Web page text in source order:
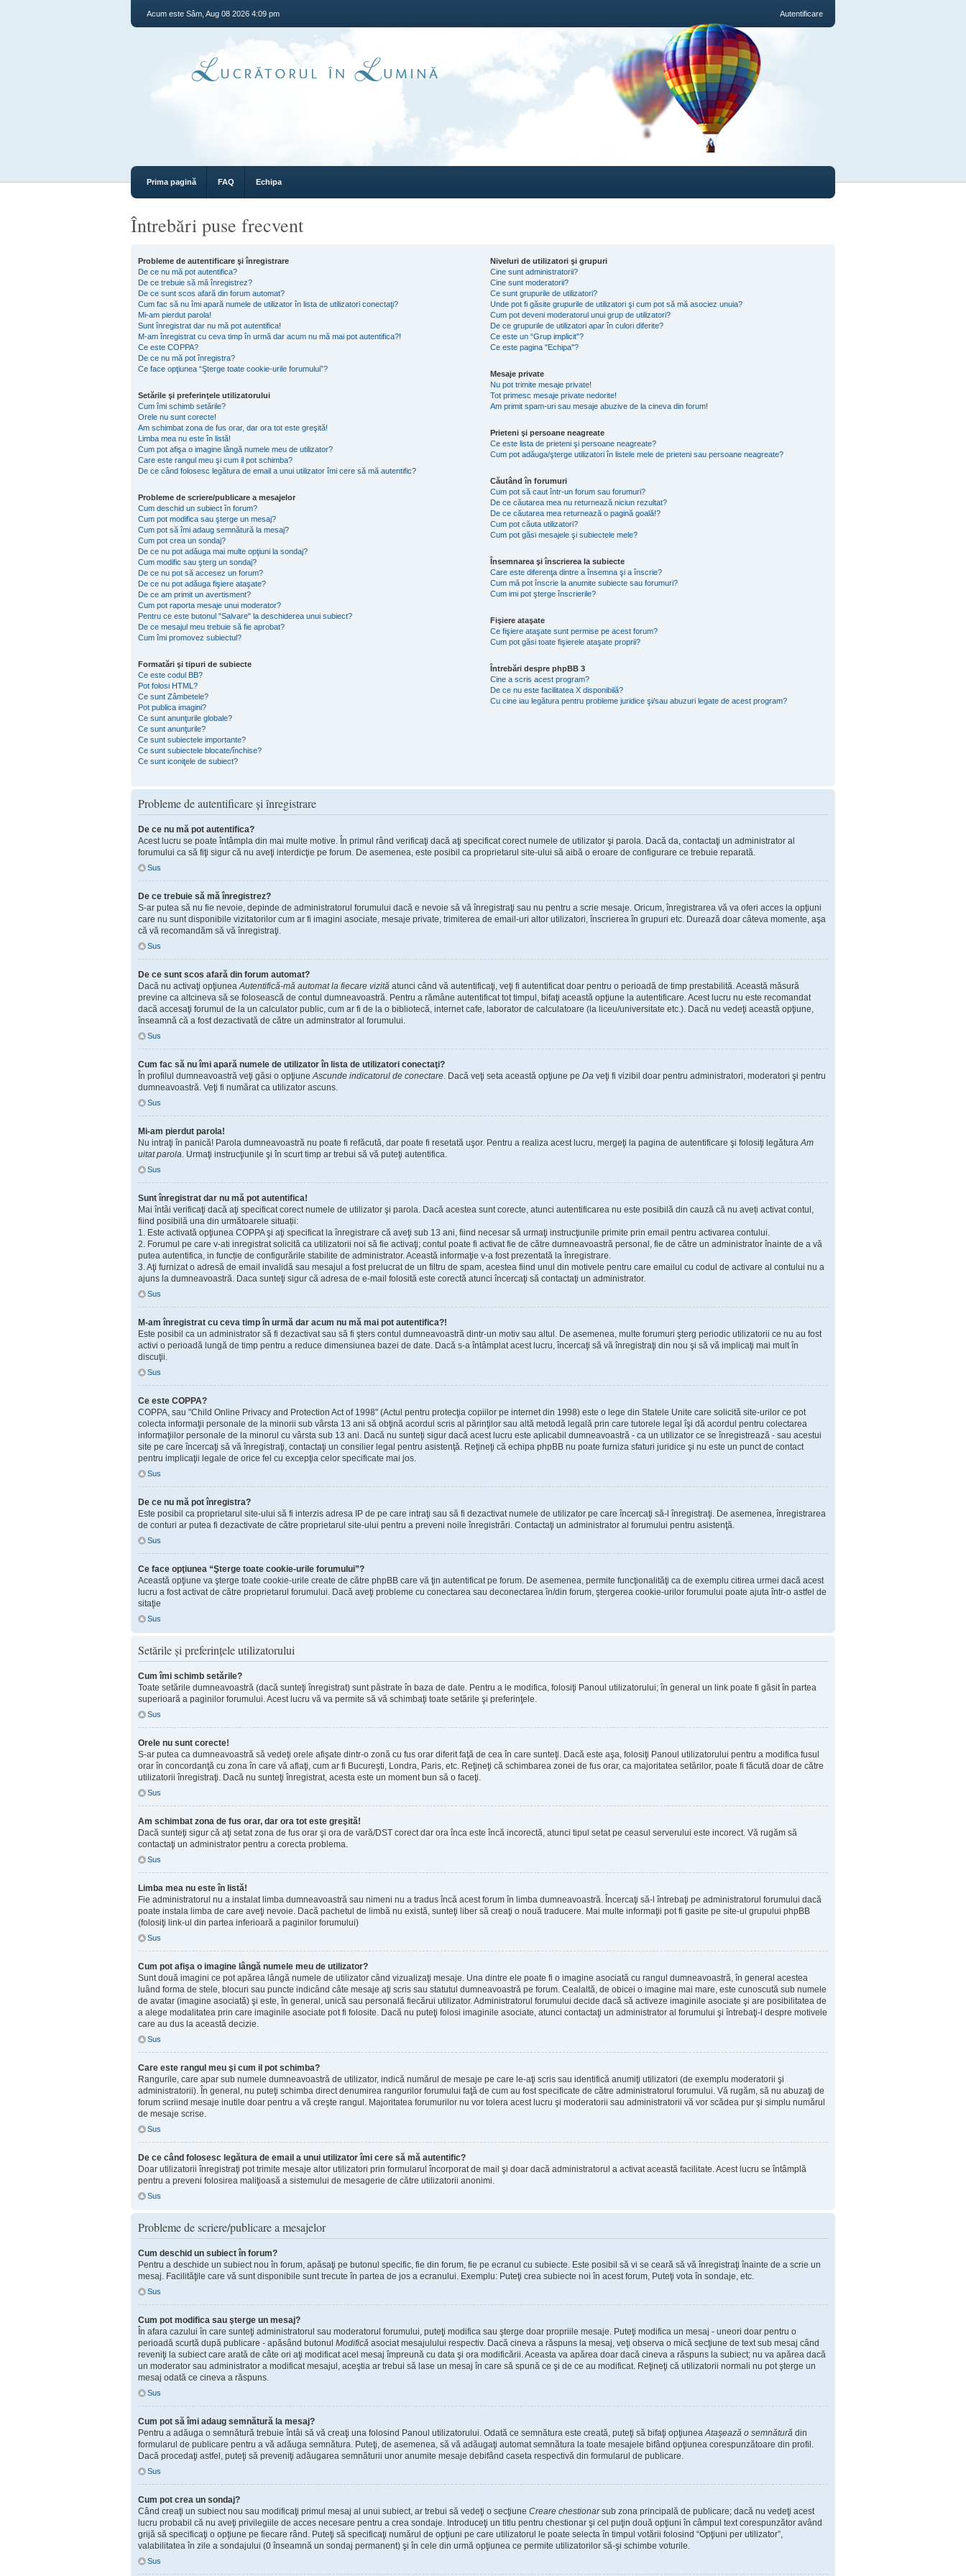
Acum este Sâm, Aug 08 2026 4:09 pm Autentificare
Prima pagină FAQ Echipa
Întrebări puse frecvent
Probleme de autentificare şi înregistrare
De ce nu mă pot autentifica?
De ce trebuie să mă înregistrez?
De ce sunt scos afară din forum automat?
Cum fac să nu îmi apară numele de utilizator în lista de utilizatori conectaţi?
Mi-am pierdut parola!
Sunt înregistrat dar nu mă pot autentifica!
M-am înregistrat cu ceva timp în urmă dar acum nu mă mai pot autentifica?!
Ce este COPPA?
De ce nu mă pot înregistra?
Ce face opţiunea “Şterge toate cookie-urile forumului”?
Setările şi preferinţele utilizatorului
Cum îmi schimb setările?
Orele nu sunt corecte!
Am schimbat zona de fus orar, dar ora tot este greşită!
Limba mea nu este în listă!
Cum pot afişa o imagine lângă numele meu de utilizator?
Care este rangul meu şi cum il pot schimba?
De ce când folosesc legătura de email a unui utilizator îmi cere să mă autentific?
Probleme de scriere/publicare a mesajelor
Cum deschid un subiect în forum?
Cum pot modifica sau şterge un mesaj?
Cum pot să îmi adaug semnătură la mesaj?
Cum pot crea un sondaj?
De ce nu pot adăuga mai multe opţiuni la sondaj?
Cum modific sau şterg un sondaj?
De ce nu pot să accesez un forum?
De ce nu pot adăuga fişiere ataşate?
De ce am primit un avertisment?
Cum pot raporta mesaje unui moderator?
Pentru ce este butonul "Salvare" la deschiderea unui subiect?
De ce mesajul meu trebuie să fie aprobat?
Cum îmi promovez subiectul?
Formatări şi tipuri de subiecte
Ce este codul BB?
Pot folosi HTML?
Ce sunt Zâmbetele?
Pot publica imagini?
Ce sunt anunţurile globale?
Ce sunt anunţurile?
Ce sunt subiectele importante?
Ce sunt subiectele blocate/închise?
Ce sunt iconiţele de subiect?
Niveluri de utilizatori şi grupuri
Cine sunt administratorii?
Cine sunt moderatorii?
Ce sunt grupurile de utilizatori?
Unde pot fi găsite grupurile de utilizatori şi cum pot să mă asociez unuia?
Cum pot deveni moderatorul unui grup de utilizatori?
De ce grupurile de utilizatori apar în culori diferite?
Ce este un “Grup implicit”?
Ce este pagina "Echipa"?
Mesaje private
Nu pot trimite mesaje private!
Tot primesc mesaje private nedorite!
Am primit spam-uri sau mesaje abuzive de la cineva din forum!
Prieteni şi persoane neagreate
Ce este lista de prieteni şi persoane neagreate?
Cum pot adăuga/şterge utilizatori în listele mele de prieteni sau persoane neagreate?
Căutând în forumuri
Cum pot să caut într-un forum sau forumuri?
De ce căutarea mea nu returnează niciun rezultat?
De ce căutarea mea returnează o pagină goală!?
Cum pot căuta utilizatori?
Cum pot găsi mesajele şi subiectele mele?
Însemnarea şi înscrierea la subiecte
Care este diferenţa dintre a însemna şi a înscrie?
Cum mă pot înscrie la anumite subiecte sau forumuri?
Cum imi pot şterge înscrierile?
Fişiere ataşate
Ce fişiere ataşate sunt permise pe acest forum?
Cum pot găsi toate fişierele ataşate proprii?
Întrebări despre phpBB 3
Cine a scris acest program?
De ce nu este facilitatea X disponibilă?
Cu cine iau legătura pentru probleme juridice şi/sau abuzuri legate de acest program?
Probleme de autentificare şi înregistrare
De ce nu mă pot autentifica?
Acest lucru se poate întâmpla din mai multe motive. În primul rând verificaţi dacă aţi specificat corect numele de utilizator şi parola. Dacă da, contactaţi un administrator al
forumului ca să fiţi sigur că nu aveţi interdicţie pe forum. De asemenea, este posibil ca proprietarul site-ului să aibă o eroare de configurare ce trebuie reparată.
Sus
De ce trebuie să mă înregistrez?
S-ar putea să nu fie nevoie, depinde de administratorul forumului dacă e nevoie să vă înregistraţi sau nu pentru a scrie mesaje. Oricum, înregistrarea vă va oferi acces la opţiuni
care nu sunt disponibile vizitatorilor cum ar fi imagini asociate, mesaje private, trimiterea de email-uri altor utilizatori, înscrierea în grupuri etc. Durează doar câteva momente, aşa
că vă recomandăm să vă înregistraţi.
Sus
De ce sunt scos afară din forum automat?
Dacă nu activaţi opţiuneaAutentifică-mă automat la fiecare vizită atunci când vă autentificaţi, veţi fi autentificat doar pentru o perioadă de timp prestabilită. Această măsură
previne ca altcineva să se folosească de contul dumneavoastră. Pentru a rămâne autentificat tot timpul, bifaţi această opţiune la autentificare. Acest lucru nu este recomandat
dacă accesaţi forumul de la un calculator public, cum ar fi de la o bibliotecă, internet cafe, laborator de calculatoare (la liceu/universitate etc.). Dacă nu vedeţi această opţiune,
înseamnă că a fost dezactivată de către un adminstrator al forumului.
Sus
Cum fac să nu îmi apară numele de utilizator în lista de utilizatori conectaţi?
În profilul dumneavoastră veţi găsi o opţiuneAscunde indicatorul de conectare. Dacă veţi seta această opţiune pe Da veţi fi vizibil doar pentru administratori, moderatori şi pentru
dumneavoastră. Veţi fi numărat ca utilizator ascuns.
Sus
Mi-am pierdut parola!
Nu intraţi în panică! Parola dumneavoastră nu poate fi refăcută, dar poate fi resetată uşor. Pentru a realiza acest lucru, mergeţi la pagina de autentificare şi folosiţi legăturaAm
uitat parola. Urmaţi instrucţiunile şi în scurt timp ar trebui să vă puteţi autentifica.
Sus
Sunt înregistrat dar nu mă pot autentifica!
Mai întâi verificaţi dacă aţi specificat corect numele de utilizator şi parola. Dacă acestea sunt corecte, atunci autentificarea nu este posibilă din cauză că nu aveți activat contul,
fiind posibilă una din următoarele situații:
1. Este activată opţiunea COPPA şi aţi specificat la înregistrare că aveţi sub 13 ani, fiind necesar să urmaţi instrucţiunile primite prin email pentru activarea contului.
2. Forumul pe care v-ati inregistrat solicită ca utilizatorii noi să fie activaţi; contul poate fi activat fie de către dumneavoastră personal, fie de către un administrator înainte de a vă
putea autentifica, in funcție de configurările stabilite de administrator. Această informaţie v-a fost prezentată la înregistrare.
3. Aţi furnizat o adresă de email invalidă sau mesajul a fost prelucrat de un filtru de spam, acestea fiind unul din motivele pentru care emailul cu codul de activare al contului nu a
ajuns la dumneavoastră. Daca sunteţi sigur că adresa de e-mail folosită este corectă atunci încercaţi să contactaţi un administrator.
Sus
M-am înregistrat cu ceva timp în urmă dar acum nu mă mai pot autentifica?!
Este posibil ca un administrator să fi dezactivat sau să fi şters contul dumneavoastră dintr-un motiv sau altul. De asemenea, multe forumuri şterg periodic utilizatorii ce nu au fost
activi o perioadă lungă de timp pentru a reduce dimensiunea bazei de date. Dacă s-a întâmplat acest lucru, încercaţi să vă înregistraţi din nou şi să vă implicaţi mai mult în
discuţii.
Sus
Ce este COPPA?
COPPA, sau "Child Online Privacy and Protection Act of 1998" (Actul pentru protecţia copiilor pe internet din 1998) este o lege din Statele Unite care solicită site-urilor ce pot
colecta informaţii personale de la minorii sub vârsta 13 ani să obţină acordul scris al părinţilor sau altă metodă legală prin care tutorele legal îşi dă acordul pentru colectarea
informaţiilor personale de la minorul cu vârsta sub 13 ani. Dacă nu sunteţi sigur dacă acest lucru este aplicabil dumneavoastră - ca un utilizator ce se înregistrează - sau acestui
site pe care încercaţi să vă înregistraţi, contactaţi un consilier legal pentru asistenţă. Reţineţi că echipa phpBB nu poate furniza sfaturi juridice şi nu este un punct de contact
pentru implicaţii legale de orice fel cu excepţia celor specificate mai jos.
Sus
De ce nu mă pot înregistra?
Este posibil ca proprietarul site-ului să fi interzis adresa IP de pe care intraţi sau să fi dezactivat numele de utilizator pe care încercaţi să-l înregistraţi. De asemenea, înregistrarea
de conturi ar putea fi dezactivate de către proprietarul site-ului pentru a preveni noile înregistrări. Contactaţi un administrator al forumului pentru asistenţă.
Sus
Ce face opţiunea “Şterge toate cookie-urile forumului”?
Această opţiune va şterge toate cookie-urile create de către phpBB care vă ţin autentificat pe forum. De asemenea, permite funcţionalităţi ca de exemplu citirea urmei dacă acest
lucru a fost activat de către proprietarul forumului. Dacă aveţi probleme cu conectarea sau deconectarea în/din forum, ştergerea cookie-urilor forumului poate ajuta într-o astfel de
sitaţie
Sus
Setările şi preferinţele utilizatorului
Cum îmi schimb setările?
Toate setările dumneavoastră (dacă sunteţi înregistrat) sunt păstrate în baza de date. Pentru a le modifica, folosiţi Panoul utilizatorului; în general un link poate fi găsit în partea
superioară a paginilor forumului. Acest lucru vă va permite să vă schimbaţi toate setările şi preferinţele.
Sus
Orele nu sunt corecte!
S-ar putea ca dumneavoastră să vedeţi orele afişate dintr-o zonă cu fus orar diferit faţă de cea în care sunteţi. Dacă este aşa, folosiţi Panoul utilizatorului pentru a modifica fusul
orar în concordanţă cu zona în care vă aflaţi, cum ar fi Bucureşti, Londra, Paris, etc. Reţineţi că schimbarea zonei de fus orar, ca majoritatea setărilor, poate fi făcută doar de către
utilizatorii înregistraţi. Dacă nu sunteţi înregistrat, acesta este un moment bun să o faceţi.
Sus
Am schimbat zona de fus orar, dar ora tot este greşită!
Dacă sunteţi sigur că aţi setat zona de fus orar şi ora de vară/DST corect dar ora înca este încă incorectă, atunci tipul setat pe ceasul serverului este incorect. Vă rugăm să
contactaţi un administrator pentru a corecta problema.
Sus
Limba mea nu este în listă!
Fie administratorul nu a instalat limba dumneavoastră sau nimeni nu a tradus încă acest forum în limba dumneavoastră. Încercaţi să-l întrebaţi pe administratorul forumului dacă
poate instala limba de care aveţi nevoie. Dacă pachetul de limbă nu există, sunteţi liber să creaţi o nouă traducere. Mai multe informaţii pot fi gasite pe site-ul grupului phpBB
(folosiţi link-ul din partea inferioară a paginilor forumului)
Sus
Cum pot afişa o imagine lângă numele meu de utilizator?
Sunt două imagini ce pot apărea lângă numele de utilizator când vizualizaţi mesaje. Una dintre ele poate fi o imagine asociată cu rangul dumneavoastră, în general acestea
luând forma de stele, blocuri sau puncte indicând câte mesaje aţi scris sau statutul dumneavoastră pe forum. Cealaltă, de obicei o imagine mai mare, este cunoscută sub numele
de avatar (imagine asociată) şi este, în general, unică sau personală fiecărui utilizator. Administratorul forumului decide dacă să activeze imaginile asociate şi are posibilitatea de
a alege modalitatea prin care imaginile asociate pot fi folosite. Dacă nu puteţi folosi imaginile asociate, atunci contactaţi un administrator al forumului şi întrebaţi-l despre motivele
care au dus la această decizie.
Sus
Care este rangul meu şi cum il pot schimba?
Rangurile, care apar sub numele dumneavoastră de utilizator, indică numărul de mesaje pe care le-aţi scris sau identifică anumiţi utilizatori (de exemplu moderatorii şi
administratorii). În general, nu puteţi schimba direct denumirea rangurilor forumului faţă de cum au fost specificate de către administratorul forumului. Vă rugăm, să nu abuzaţi de
forum scriind mesaje inutile doar pentru a vă creşte rangul. Majoritatea forumurilor nu vor tolera acest lucru şi moderatorii sau administratorii vă vor scădea pur şi simplu numărul
de mesaje scrise.
Sus
De ce când folosesc legătura de email a unui utilizator îmi cere să mă autentific?
Doar utilizatorii înregistraţi pot trimite mesaje altor utilizatori prin formularul încorporat de mail şi doar dacă administratorul a activat această facilitate. Acest lucru se întâmplă
pentru a preveni folosirea maliţioasă a sistemului de mesagerie de către utilizatorii anonimi.
Sus
Probleme de scriere/publicare a mesajelor
Cum deschid un subiect în forum?
Pentru a deschide un subiect nou în forum, apăsaţi pe butonul specific, fie din forum, fie pe ecranul cu subiecte. Este posibil să vi se ceară să vă înregistraţi înainte de a scrie un
mesaj. Facilităţile care vă sunt disponibile sunt trecute în partea de jos a ecranului. Exemplu: Puteţi crea subiecte noi în acest forum, Puteţi vota în sondaje, etc.
Sus
Cum pot modifica sau şterge un mesaj?
În afara cazului în care sunteţi administratorul sau moderatorul forumului, puteţi modifica sau şterge doar propriile mesaje. Puteţi modifica un mesaj - uneori doar pentru o
perioadă scurtă după publicare - apăsând butonul Modifică asociat mesajulului respectiv. Dacă cineva a răspuns la mesaj, veţi observa o mică secţiune de text sub mesaj când
reveniţi la subiect care arată de câte ori aţi modificat acel mesaj împreună cu data şi ora modificării. Aceasta va apărea doar dacă cineva a răspuns la subiect; nu va apărea dacă
un moderator sau administrator a modificat mesajul, aceştia ar trebui să lase un mesaj în care să spună ce şi de ce au modificat. Reţineţi că utilizatorii normali nu pot şterge un
mesaj odată ce cineva a răspuns.
Sus
Cum pot să îmi adaug semnătură la mesaj?
Pentru a adăuga o semnătură trebuie întâi să vă creaţi una folosind Panoul utilizatorului. Odată ce semnătura este creată, puteţi să bifaţi opţiuneaAtaşează o semnătură din
formularul de publicare pentru a vă adăuga semnătura. Puteţi, de asemenea, să vă adăugaţi automat semnătura la toate mesajele bifând opţiunea corespunzătoare din profil.
Dacă procedaţi astfel, puteţi să preveniţi adăugarea semnăturii unor anumite mesaje debifând caseta respectivă din formularul de publicare.
Sus
Cum pot crea un sondaj?
Când creaţi un subiect nou sau modificaţi primul mesaj al unui subiect, ar trebui să vedeţi o secţiune Creare chestionarsub zona principală de publicare; dacă nu vedeţi acest
lucru probabil că nu aveţi privilegiile de acces necesare pentru a crea sondaje. Introduceţi un titlu pentru chestionar şi cel puţin două opţiuni în câmpul text corespunzător având
grijă să specificaţi o opţiune pe fiecare rând. Puteţi să specificaţi numărul de opţiuni pe care utilizatorul le poate selecta în timpul votării folosind “Opţiuni per utilizator”,
valabilitatea în zile a sondajului (0 înseamnă un sondaj permanent) şi în cele din urmă opţiunea ce permite utilizatorilor să-şi schimbe voturile.
Sus